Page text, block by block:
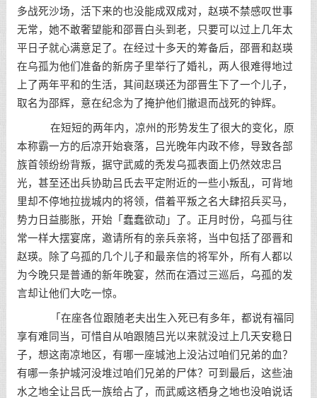
多战死沙场，活下来的也没能成双成对，赵瑛不禁感叹世事
无常，她不敢奢望能和邵晋白头到老，只要可以过上几年太
平日子就心满意足了。在经过十多天的筹备后，邵晋和赵瑛
在乌孤为他们准备的新房子里举行了婚礼，两人很难得地过
上了两年平和的生活，其间赵瑛还为邵晋生下了一个儿子，
取名为邵辉，意在纪念为了掩护他们撤退而战死的钟辉。
在短短的两年内，凉州的形势发生了很大的变化，原
本称霸一方的后凉开始衰落，吕光晚年内政不修，导致各部
族首领纷纷背叛，据守武威的秃发乌孤表面上仍然效忠吕
光，甚至还出兵协助吕氏去平定附近的一些小叛乱，可背地
里却不停地拉拢城内的将领，借着平叛之名大肆招兵买马，
势力日益膨胀，开始「蠢蠢欲动」了。正月时份，乌孤与往
常一样大摆宴席，邀请所有的亲兵亲将，当中包括了邵晋和
赵瑛。除了乌孤的几个儿子和最亲信的将军外，所有人都以
为今晚只是普通的新年晚宴，然而在酒过三巡后，乌孤的发
言却让他们大吃一惊。
「在座各位跟随老夫出生入死已有多年，都说有福同
享有难同当，可惜自从咱跟随吕光以来就没过上几天安稳日
子，想这南凉地区，有哪一座城池上没沾过咱们兄弟的血？
有哪一条护城河没堆过咱们兄弟的尸体？可到最后，这些油
水之地全让吕氏一族给占了，而武威这栖身之地也没咱说话